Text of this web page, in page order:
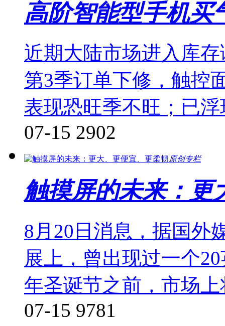
高阶智能型手机买
近期大陆市场进入库
第3季订单下修，触控
表现恐旺季不旺；已
07-15 2902
原创专栏
触摸屏的未来：更
8月20日消息，据国外
展上，曾出现过一个
年圣诞节之前，市场
07-15 9781